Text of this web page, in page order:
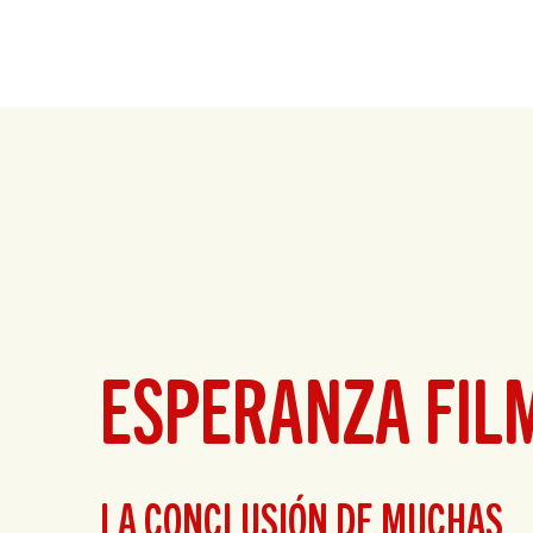
ESPERANZA